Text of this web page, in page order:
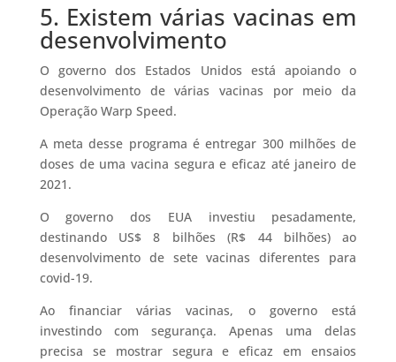
5. Existem várias vacinas em
desenvolvimento
O governo dos Estados Unidos está apoiando o
desenvolvimento de várias vacinas por meio da
Operação Warp Speed.
A meta desse programa é entregar 300 milhões de
doses de uma vacina segura e eficaz até janeiro de
2021.
O governo dos EUA investiu pesadamente,
destinando US$ 8 bilhões (R$ 44 bilhões) ao
desenvolvimento de sete vacinas diferentes para
covid-19.
Ao financiar várias vacinas, o governo está
investindo com segurança. Apenas uma delas
precisa se mostrar segura e eficaz em ensaios